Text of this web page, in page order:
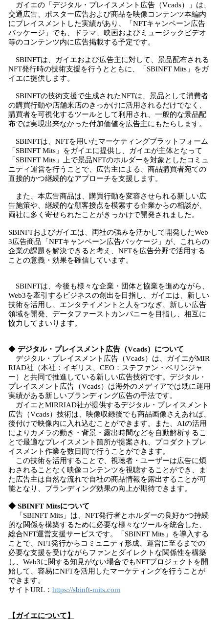
ガイエの「デジタル・プレイスメント広告（Vcads）」は、
交通広告、ポスター広告および商品を映像コンテンツ本編内
にプレイスメントした実績があり、「NFTキャンペーン広告
パッケージ」でも、ドラマ、映画およびミュージックビデオ
等のコンテンツ内に広告掲載する予定です。
SBINFTは、ガイエおよび広告主に対して、景品配布される
NFT発行時の技術支援を行うとともに、「SBINFT Mits」をガ
イエに提供します。
SBINFTの技術支援で生成されたNFTは、景品として消費者
の購買行動や店舗来店のきっかけに活用されるだけでなく、
購買者を可視化するツールとして利用され、一般的な景品配
布では実現出来なかった付加価値を広告主にもたらします。
SBINFTは、NFTを用いたマーケティングプラットフォーム
「SBINFT Mits」をガイエに提供し、ガイエが主体となって
「SBINFT Mits」上で景品NFTのホルダーを対象としたコミュ
ニティ運営を行うことで、広告主による、商品購買者宛ての
直接的かつ継続的なアプローチを支援します。
また、本広告商品は、購買行動を変容させられる新しい広
告施策や、継続的な顧客接点を模索する企業からの相談が、
両社に多く寄せられたことがきっかけで開発されました。
SBINFTおよびガイエは、両社の強みを活かして開発したWeb
3広告商品「NFTキャンペーン広告パッケージ」が、これらの
企業の課題を解決できると考え、NFTを広告分野で活用する
ことの意義・効果を確信しています。
SBINFTは、今後も様々な企業・団体と協業を進めながら、
Web3を牽引するビジネスの創出を目指し、ガイエは、新しい
技術を活用し、エンタテイメントと人をつなぎ、新しい広告
領域を開発、データファーストカンパニーを目指し、相互に
協力してまいります。
◆ デジタル・プレイスメント広告（Vcads）について
デジタル・プレイスメント広告（Vcads）は、ガイエがMIR
RIAD社（本社：イギリス、CEO：ステファン・ベリンジャ
ー）と共同で推進している新しい広告技術です。デジタル・
プレイスメント広告（Vcads）は海外のメディアでは既に運用
実績がある新しいブランディング広告の手法です。
ガイエとMIRRIAD社が提供するデジタル・プレイスメント
広告（Vcads）技術は、映像収録後でも商品画像さえあれば、
後付けで映像内に入れ込むことができます。また、AIの活用
によりカメラの動き・背景・露出時間などを自動解析するこ
とで最適なプレイスメント箇所が提案され、プロダクトプレ
イスメント作業を数日間で行うことができます。
この技術を活用することで、視聴者・ユーザーは広告に煩
わされることなく映像コンテンツを視聴することができ、ま
た広告主は自然な流れで自社の商品情報を露出することが可
能となり、ブランディング効果の向上が期待できます。
◆ SBINFT Mitsについて
「SBINFT Mits」は、NFT発行者とホルダーの良好かつ持続
的な関係を構築するために必要な様々なツールを統合した、
総合NFT運営支援サービスです。「SBINFT Mits」を導入する
ことで、NFT発行からコミュニティ形成、運営に至るまでの
必要な支援を受けながらファンとダイレクトな関係性を構築
し、Web3に関する知見がない場合でもNFTプロジェクトを開
始して、容易にNFTを活用したマーケティングを行うことが
できます。
サイトURL： https://sbinft-mits.com
【ガイエについて】